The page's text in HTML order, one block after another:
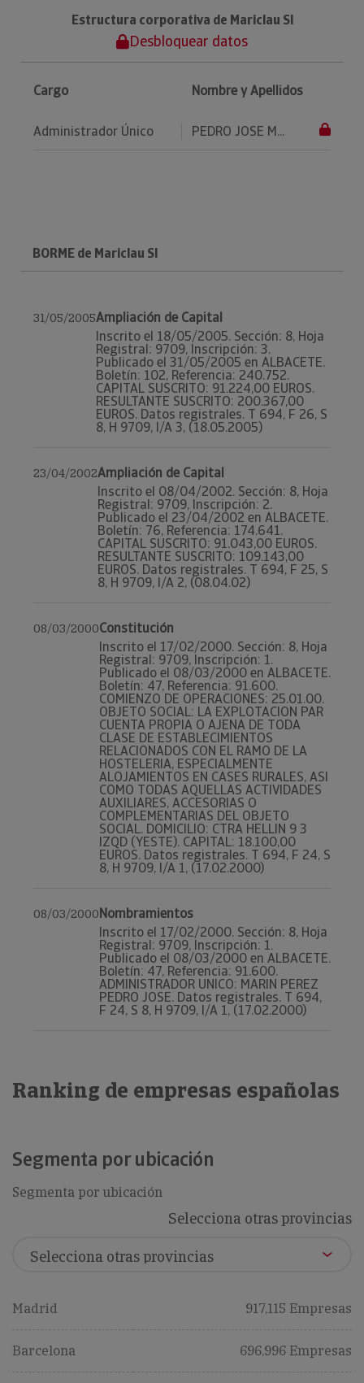
Estructura corporativa de Mariclau Sl
Desbloquear datos
Cargo Nombre y Apellidos
Administrador Único PEDRO JOSE M...
BORME de Mariclau Sl
31/05/2005Ampliación de Capital
Inscrito el 18/05/2005. Sección: 8, Hoja
Registral: 9709, Inscripción: 3.
Publicado el 31/05/2005 en ALBACETE.
Boletín: 102, Referencia: 240.752.
CAPITAL SUSCRITO: 91.224,00 EUROS.
RESULTANTE SUSCRITO: 200.367,00
EUROS. Datos registrales. T 694, F 26, S
8, H 9709, I/A 3, (18.05.2005)
23/04/2002Ampliación de Capital
Inscrito el 08/04/2002. Sección: 8, Hoja
Registral: 9709, Inscripción: 2.
Publicado el 23/04/2002 en ALBACETE.
Boletín: 76, Referencia: 174.641.
CAPITAL SUSCRITO: 91.043,00 EUROS.
RESULTANTE SUSCRITO: 109.143,00
EUROS. Datos registrales. T 694, F 25, S
8, H 9709, I/A 2, (08.04.02)
08/03/2000Constitución
Inscrito el 17/02/2000. Sección: 8, Hoja
Registral: 9709, Inscripción: 1.
Publicado el 08/03/2000 en ALBACETE.
Boletín: 47, Referencia: 91.600.
COMIENZO DE OPERACIONES: 25.01.00.
OBJETO SOCIAL: LA EXPLOTACION PAR
CUENTA PROPIA O AJENA DE TODA
CLASE DE ESTABLECIMIENTOS
RELACIONADOS CON EL RAMO DE LA
HOSTELERIA, ESPECIALMENTE
ALOJAMIENTOS EN CASES RURALES, ASI
COMO TODAS AQUELLAS ACTIVIDADES
AUXILIARES, ACCESORIAS O
COMPLEMENTARIAS DEL OBJETO
SOCIAL. DOMICILIO: CTRA HELLIN 9 3
IZQD (YESTE). CAPITAL: 18.100,00
EUROS. Datos registrales. T 694, F 24, S
8, H 9709, I/A 1, (17.02.2000)
08/03/2000Nombramientos
Inscrito el 17/02/2000. Sección: 8, Hoja
Registral: 9709, Inscripción: 1.
Publicado el 08/03/2000 en ALBACETE.
Boletín: 47, Referencia: 91.600.
ADMINISTRADOR UNICO: MARIN PEREZ
PEDRO JOSE. Datos registrales. T 694,
F 24, S 8, H 9709, I/A 1, (17.02.2000)
Ranking de empresas españolas
Segmenta por ubicación
Segmenta por ubicación
Selecciona otras provincias
Madrid 917,115 Empresas
Barcelona 696,996 Empresas